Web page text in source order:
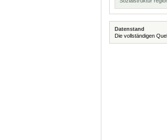
Datenstand
Die vollständigen